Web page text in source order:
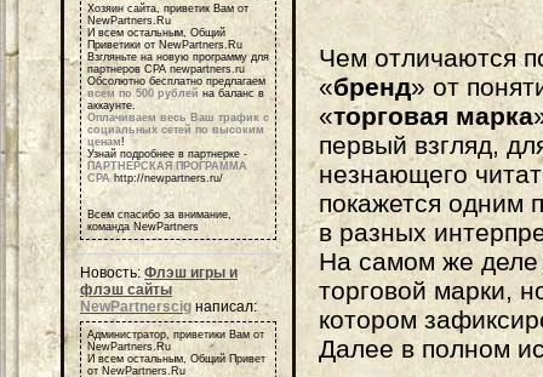
Хозяин сайта, приветик Вам от
NewPartners.Ru
И всем остальным, Общий
Приветики от NewPartners.Ru
Взгляньте на новую программу для
партнеров СРА newpartners.ru
Обсолютно бесплатно предлагаем
всем по 500 рублей на баланс в
аккаунте.
Оплачиваем весь Ваш трафик с
социальных сетей по высоким
ценам!
Узнай подробнее в партнерке -
ПАРТНЕРСКАЯ ПРОГРАММА
СРАhttp://newpartners.ru/
Всем спасибо за внимание,
команда NewPartners
Новость: Флэш игры и
флэш сайты
NewPartnerscig написал:
Администратор, приветики Вам от
NewPartners.Ru
И всем остальным, Общий Привет
от NewPartners.Ru
Чем отличаются
«бренд» от
«торговая марка
первый взгляд,
незнающего
покажется одним
в разных
На самом же деле
торговой марки,
котором
Далее в полном